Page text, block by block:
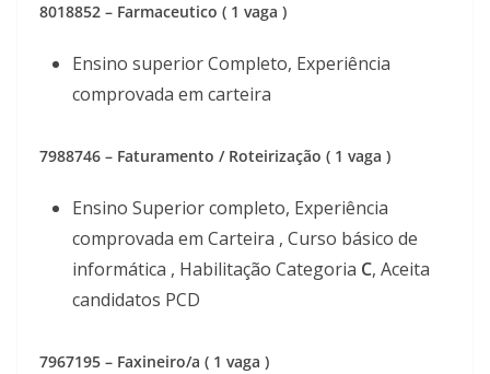
8018852 – Farmaceutico ( 1 vaga )
Ensino superior Completo, Experiência
comprovada em carteira
7988746 – Faturamento / Roteirização ( 1 vaga )
Ensino Superior completo, Experiência
comprovada em Carteira , Curso básico de
informática , Habilitação Categoria C, Aceita
candidatos PCD
7967195 – Faxineiro/a ( 1 vaga )